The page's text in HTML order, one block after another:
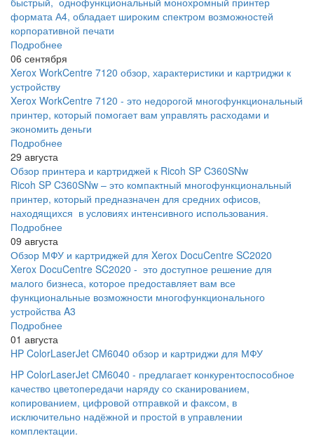
формата А4, обладает широким спектром возможностей
корпоративной печати
Подробнее
06 сентября
Xerox WorkCentre 7120 обзор, характеристики и картриджи к
устройству
Xerox WorkCentre 7120 - это недорогой многофункциональный
принтер, который помогает вам управлять расходами и
экономить деньги
Подробнее
29 августа
Обзор принтера и картриджей к Ricoh SP C360SNw
Ricoh SP C360SNw – это компактный многофункциональный
принтер, который предназначен для средних офисов,
находящихся в условиях интенсивного использования.
Подробнее
09 августа
Обзор МФУ и картриджей для Xerox DocuCentre SC2020
Xerox DocuCentre SC2020 - это доступное решение для
малого бизнеса, которое предоставляет вам все
функциональные возможности многофункционального
устройства A3
Подробнее
01 августа
HP ColorLaserJet CM6040 обзор и картриджи для МФУ
HP ColorLaserJet CM6040 - предлагает конкурентоспособное
качество цветопередачи наряду со сканированием,
копированием, цифровой отправкой и факсом, в
исключительно надёжной и простой в управлении
комплектации.